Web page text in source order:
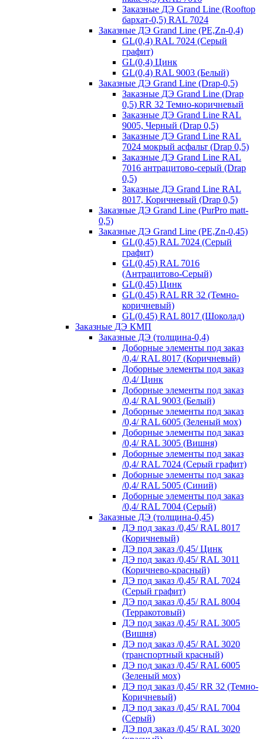
Заказные ДЭ Grand Line (Rooftop
бархат-0,5) RAL 7024
Заказные ДЭ Grand Line (PE,Zn-0,4)
GL(0,4) RAL 7024 (Серый
графит)
GL(0,4) Цинк
GL(0,4) RAL 9003 (Белый)
Заказные ДЭ Grand Line (Drap-0,5)
Заказные ДЭ Grand Line (Drap
0,5) RR 32 Темно-коричневый
Заказные ДЭ Grand Line RAL
9005, Черный (Drap 0,5)
Заказные ДЭ Grand Line RAL
7024 мокрый асфальт (Drap 0,5)
Заказные ДЭ Grand Line RAL
7016 антрацитово-серый (Drap
0,5)
Заказные ДЭ Grand Line RAL
8017, Коричневый (Drap 0,5)
Заказные ДЭ Grand Line (PurPro matt-
0,5)
Заказные ДЭ Grand Line (PE,Zn-0,45)
GL(0,45) RAL 7024 (Серый
графит)
GL(0,45) RAL 7016
(Антрацитово-Серый)
GL(0,45) Цинк
GL(0.45) RAL RR 32 (Темно-
коричневый)
GL(0.45) RAL 8017 (Шоколад)
Заказные ДЭ КМП
Заказные ДЭ (толщина-0,4)
Доборные элементы под заказ
/0,4/ RAL 8017 (Коричневый)
Доборные элементы под заказ
/0,4/ Цинк
Доборные элементы под заказ
/0,4/ RAL 9003 (Белый)
Доборные элементы под заказ
/0,4/ RAL 6005 (Зеленый мох)
Доборные элементы под заказ
/0,4/ RAL 3005 (Вишня)
Доборные элементы под заказ
/0,4/ RAL 7024 (Серый графит)
Доборные элементы под заказ
/0,4/ RAL 5005 (Синий)
Доборные элементы под заказ
/0,4/ RAL 7004 (Серый)
Заказные ДЭ (толщина-0,45)
ДЭ под заказ /0,45/ RAL 8017
(Коричневый)
ДЭ под заказ /0,45/ Цинк
ДЭ под заказ /0,45/ RAL 3011
(Коричнево-красный)
ДЭ под заказ /0,45/ RAL 7024
(Серый графит)
ДЭ под заказ /0,45/ RAL 8004
(Терракотовый)
ДЭ под заказ /0,45/ RAL 3005
(Вишня)
ДЭ под заказ /0,45/ RAL 3020
(транспортный красный)
ДЭ под заказ /0,45/ RAL 6005
(Зеленый мох)
ДЭ под заказ /0,45/ RR 32 (Темно-
Коричневый)
ДЭ под заказ /0,45/ RAL 7004
(Серый)
ДЭ под заказ /0,45/ RAL 3020